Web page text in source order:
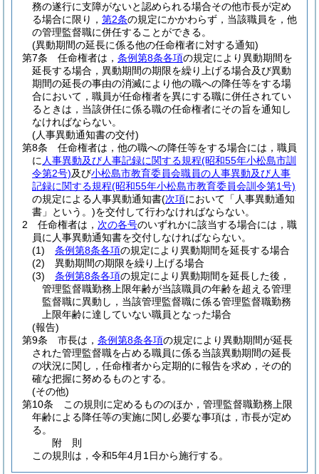
務の遂行に支障がないと認められる場合その他市長が定め
る場合に限り， 第2条の規定にかかわらず，当該職員を，他
の管理監督職に併任することができる。
(異動期間の延長に係る他の任命権者に対する通知)
第7条
任命権者は， 条例第8条各項の規定により異動期間を
延長する場合，異動期間の期限を繰り上げる場合及び異動
期間の延長の事由の消滅により他の職への降任等をする場
合において，職員が任命権者を異にする職に併任されてい
るときは，当該併任に係る職の任命権者にその旨を通知し
なければならない。
(人事異動通知書の交付)
第8条
任命権者は，他の職への降任等をする場合には，職員
に 人事異動及び人事記録に関する規程(昭和55年小松島市訓
令第2号)及び小松島市教育委員会職員の人事異動及び人事
記録に関する規程(昭和55年小松島市教育委員会訓令第1号)
の規定による人事異動通知書(次項において「人事異動通知
書」という。)を交付して行わなければならない。
2
任命権者は， 次の各号のいずれかに該当する場合には，職
員に人事異動通知書を交付しなければならない。
(1)
条例第8条各項の規定により異動期間を延長する場合
(2)
異動期間の期限を繰り上げる場合
(3)
条例第8条各項の規定により異動期間を延長した後，
管理監督職勤務上限年齢が当該職員の年齢を超える管理
監督職に異動し，当該管理監督職に係る管理監督職勤務
上限年齢に達していない職員となった場合
(報告)
第9条
市長は， 条例第8条各項の規定により異動期間が延長
された管理監督職を占める職員に係る当該異動期間の延長
の状況に関し，任命権者から定期的に報告を求め，その的
確な把握に努めるものとする。
(その他)
第10条
この規則に定めるもののほか，管理監督職勤務上限
年齢による降任等の実施に関し必要な事項は，市長が定め
る。
附 則
この規則は，令和5年4月1日から施行する。